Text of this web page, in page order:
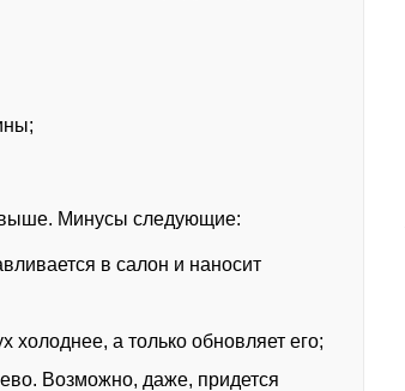
выше. Минусы следующие:
в салон и наносит
холоднее, а только обновляет его;
Возможно, даже, придется